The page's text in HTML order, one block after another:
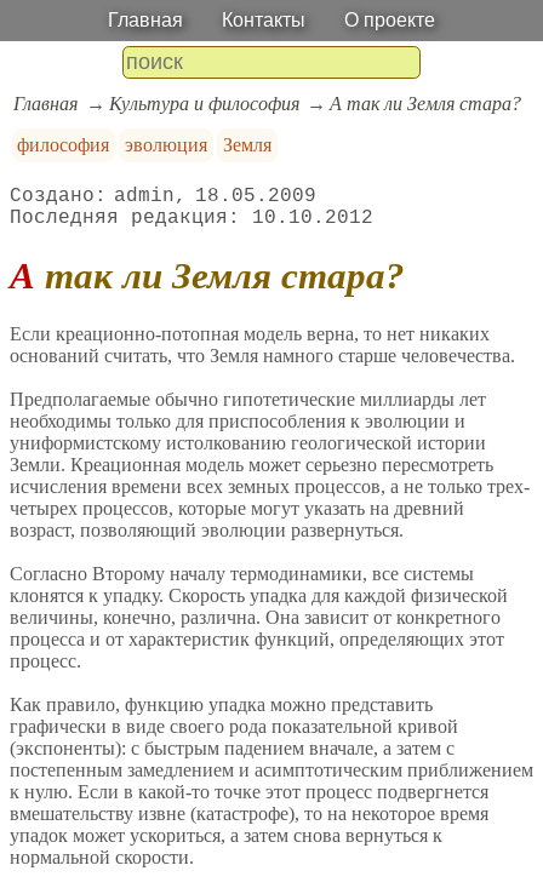
Главная Контакты О проекте
Главная Культура и философия
А так ли Земля стара?
философия
эволюция Земля
admin
18.05.2009
10.10.2012
А так ли Земля стара?
Если креационно-потопная модель верна, то нет никаких
оснований считать, что Земля намного старше человечества.
Предполагаемые обычно гипотетические миллиарды лет
необходимы только для приспособления к эволюции и
униформистскому истолкованию геологической истории
Земли. Креационная модель может серьезно пересмотреть
исчисления времени всех земных процессов, а не только трех-
четырех процессов, которые могут указать на древний
возраст, позволяющий эволюции развернуться.
Согласно Второму началу термодинамики, все системы
клонятся к упадку. Скорость упадка для каждой физической
величины, конечно, различна. Она зависит от конкретного
процесса и от характеристик функций, определяющих этот
процесс.
Как правило, функцию упадка можно представить
графически в виде своего рода показательной кривой
(экспоненты): с быстрым падением вначале, а затем с
постепенным замедлением и асимптотическим приближением
к нулю. Если в какой-то точке этот процесс подвергнется
вмешательству извне (катастрофе), то на некоторое время
упадок может ускориться, а затем снова вернуться к
нормальной скорости.